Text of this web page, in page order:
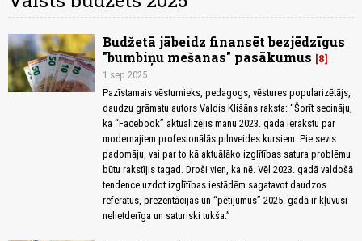
Budžetā jābeidz finansēt bezjēdzīgus
"bumbiņu mešanas" pasākumus
8
1.sep 2025
Pazīstamais vēsturnieks, pedagogs, vēstures popularizētājs,
daudzu grāmatu autors Valdis Klišāns raksta: “Šorīt secināju,
ka “Facebook” aktualizējis manu 2023. gada ierakstu par
modernajiem profesionālās pilnveides kursiem. Pie sevis
padomāju, vai par to kā aktuālāko izglītības satura problēmu
būtu rakstījis tagad. Droši vien, ka nē. Vēl 2023. gadā valdošā
tendence uzdot izglītības iestādēm sagatavot daudzos
referātus, prezentācijas un “pētījumus” 2025. gadā ir kļuvusi
nelietderīga un saturiski tukša.”